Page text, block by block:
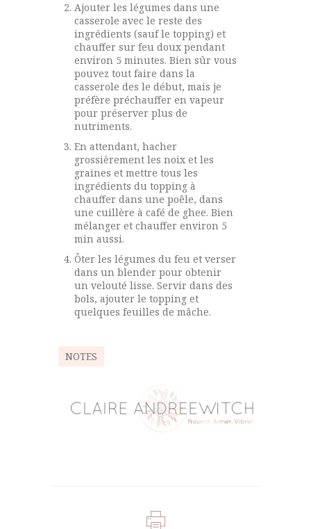
Ajouter les légumes dans une
casserole avec le reste des
ingrédients (sauf le topping) et
chauffer sur feu doux pendant
environ 5 minutes. Bien sûr vous
pouvez tout faire dans la
casserole des le début, mais je
préfère préchauffer en vapeur
pour préserver plus de
nutriments.
En attendant, hacher
grossièrement les noix et les
graines et mettre tous les
ingrédients du topping à
chauffer dans une poêle, dans
une cuillère à café de ghee. Bien
mélanger et chauffer environ 5
min aussi.
Ôter les légumes du feu et verser
dans un blender pour obtenir
un velouté lisse. Servir dans des
bols, ajouter le topping et
quelques feuilles de mâche.
NOTES